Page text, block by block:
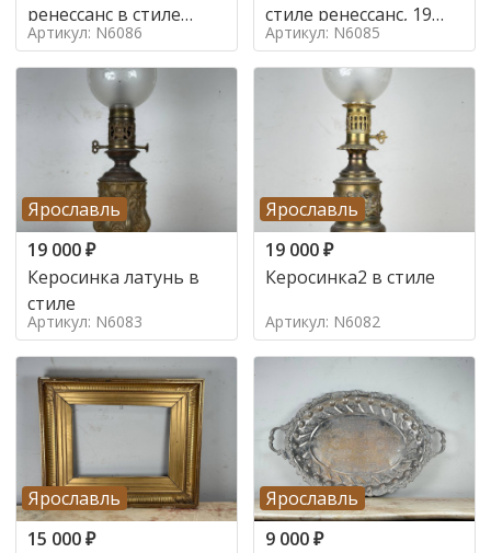
ренессанс в стиле
ренессанс,
Артикул: N6086
стиле ренессанс, 19
век
Артикул: N6085
Ярославль
19 000₽
Керосинка латунь в
стиле
Артикул: N6083
Ярославль
19 000₽
Керосинка2 в стиле
Артикул: N6082
Ярославль
15 000₽
Ярославль
9 000₽